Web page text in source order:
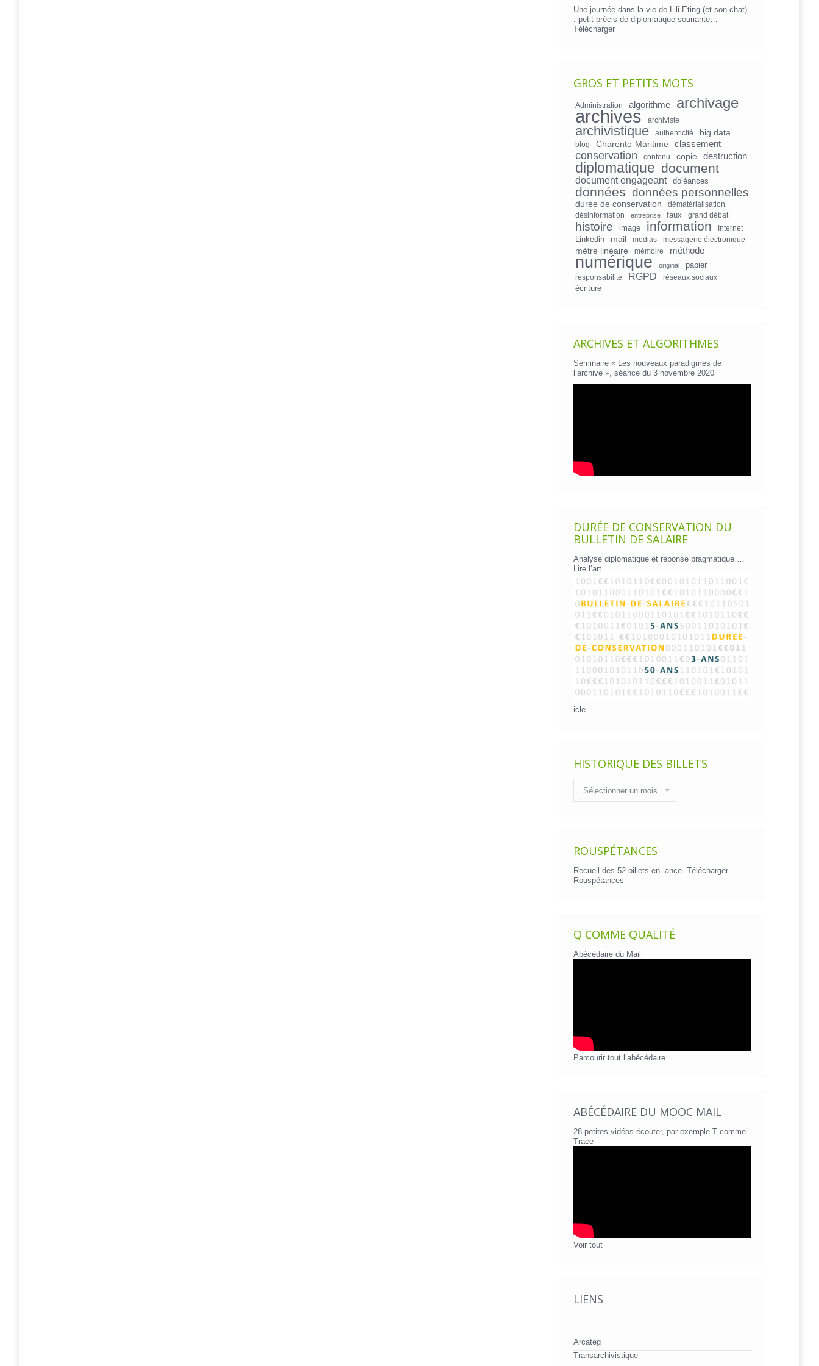
Une journée dans la vie de Lili Eting (et son chat)
: petit précis de diplomatique souriante…
Télécharger
GROS ET PETITS MOTS
Administration algorithme archivage
archives archiviste
archivistique authenticité big data
blog Charente-Maritime classement
conservation contenu copie destruction
diplomatique document
document engageant doléances
données données personnelles
durée de conservation
dématérialisation
désinformation
entreprise faux grand débat
histoire image information Internet
Linkedin mail medias messagerie électronique
mètre linéaire mémoire méthode
numérique original papier
responsabilité RGPD réseaux sociaux
écriture
ARCHIVES ET ALGORITHMES
Séminaire « Les nouveaux paradigmes de
l’archive », séance du 3 novembre 2020
DURÉE DE CONSERVATION DU
BULLETIN DE SALAIRE
Analyse diplomatique et réponse pragmatique….
Lire l’art
icle
HISTORIQUE DES BILLETS
des
billets
ROUSPÉTANCES
Recueil des 52 billets en -ance. Télécharger
Rouspétances
Q COMME QUALITÉ
Abécédaire du Mail
Parcourir tout l’abécédaire
ABÉCÉDAIRE DU MOOC MAIL
28 petites vidéos écouter, par exemple T comme
Trace
Voir tout
LIENS
Arcateg
Transarchivistique